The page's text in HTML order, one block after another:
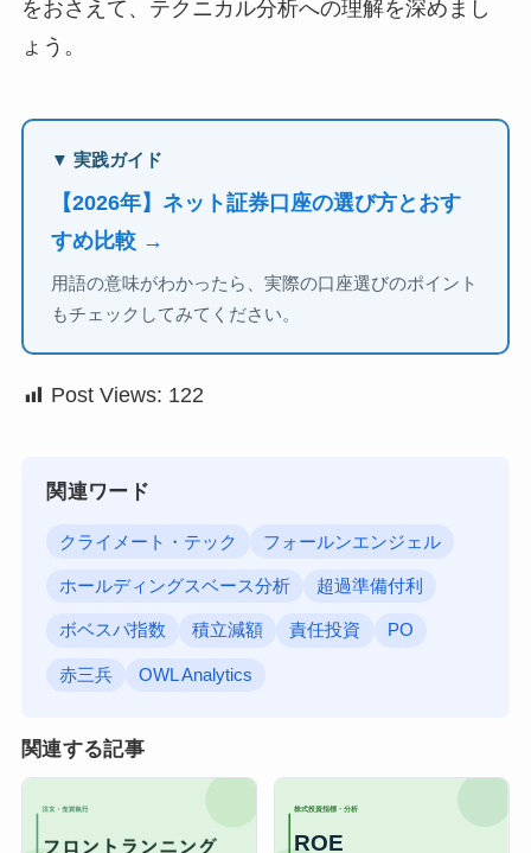
をおさえて、テクニカル分析への理解を深めまし
ょう。
▼ 実践ガイド
【2026年】ネット証券口座の選び方とおす
すめ比較 →
用語の意味がわかったら、実際の口座選びのポイント
もチェックしてみてください。
Post Views: 122
関連ワード
クライメート・テック フォールンエンジェル
ホールディングスベース分析 超過準備付利
ボベスパ指数 積立減額 責任投資 PO
赤三兵 OWL Analytics
関連する記事